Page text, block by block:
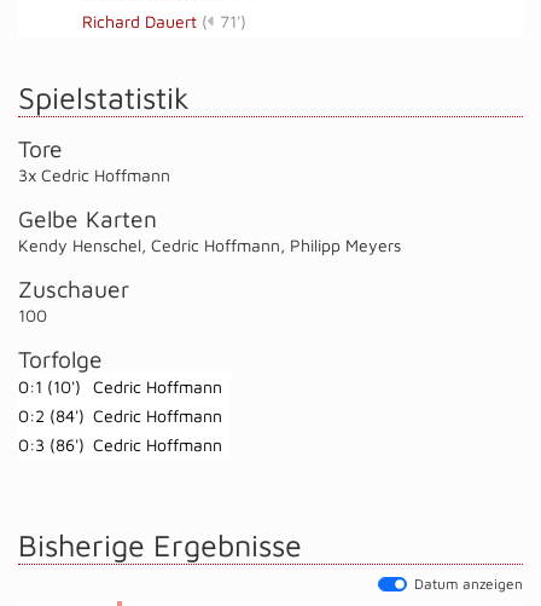
Richard Dauert ( 71')
Spielstatistik
Tore
3x Cedric Hoffmann
Gelbe Karten
Kendy Henschel, Cedric Hoffmann, Philipp Meyers
Zuschauer
100
Torfolge
0:1 (10')
Cedric Hoffmann
0:2 (84') Cedric Hoffmann
0:3 (86') Cedric Hoffmann
Bisherige Ergebnisse
Datum anzeigen